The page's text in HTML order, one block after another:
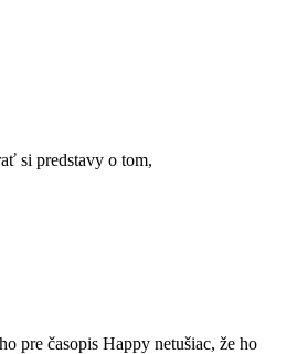
si predstavy o tom,
pre časopis Happy netušiac, že ho